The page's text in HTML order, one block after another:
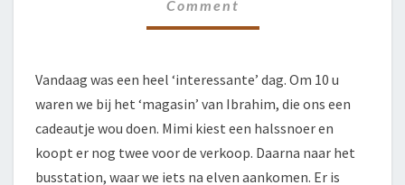
Comment
Vandaag was een heel ‘interessante’ dag. Om 10 u
waren we bij het ‘magasin’ van Ibrahim, die ons een
cadeautje wou doen. Mimi kiest een halssnoer en
koopt er nog twee voor de verkoop. Daarna naar het
busstation, waar we iets na elven aankomen. Er is